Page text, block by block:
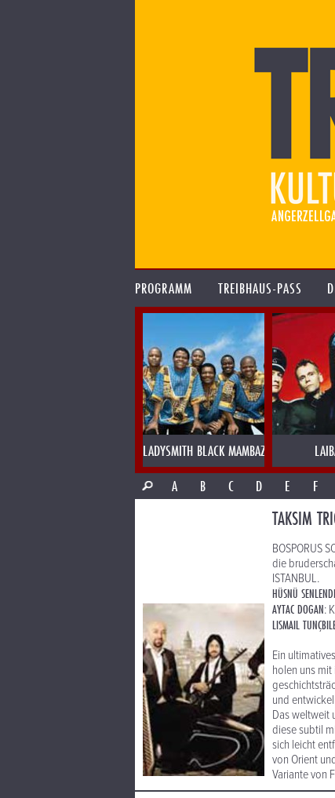
PROGRAMM TREIBHAUS-PASS
LADYSMITH BLACK MAMBAZO
A
B C D E F
TAKSIM
BOSPORUS
die
ISTANBUL.
HÜSNÜ
AYTAC DOGAN:
LISMAIL
Ein
holen uns
und
Das weltweit
diese subtil
sich leicht
von Orient
Variante von